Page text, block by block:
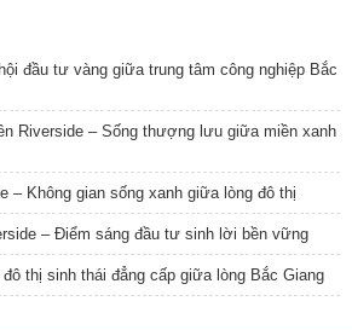
đầu tư vàng giữa trung tâm công nghiệp Bắc
Riverside – Sống thượng lưu giữa miền xanh
– Không gian sống xanh giữa lòng đô thị
– Điểm sáng đầu tư sinh lời bền vững
thị sinh thái đẳng cấp giữa lòng Bắc Giang